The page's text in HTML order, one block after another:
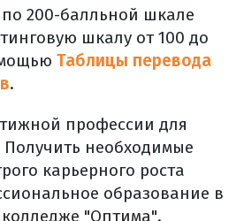
200-балльной шкале
шкалу от 100 до
Таблицы перевода
.
профессии для
Получить необходимые
карьерного роста
образование в
"Оптима".